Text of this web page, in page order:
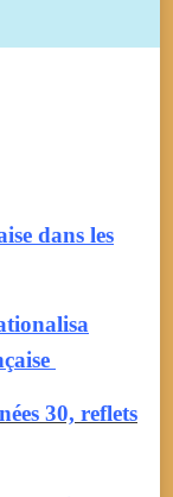
dans les
30, reflets